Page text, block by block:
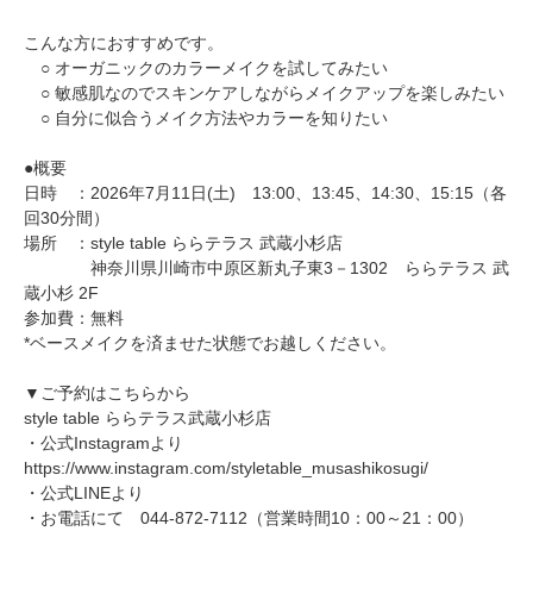
こんな方におすすめです。
○ オーガニックのカラーメイクを試してみたい
○ 敏感肌なのでスキンケアしながらメイクアップを楽しみたい
○ 自分に似合うメイク方法やカラーを知りたい
●概要
日時 ：2026年7月11日(土) 13:00、13:45、14:30、15:15（各
回30分間）
場所 ：style table ららテラス 武蔵小杉店
神奈川県川崎市中原区新丸子東3－1302 ららテラス 武
蔵小杉 2F
参加費：無料
*ベースメイクを済ませた状態でお越しください。
▼ご予約はこちらから
style table ららテラス武蔵小杉店
・公式Instagramより
https://www.instagram.com/styletable_musashikosugi/
・公式LINEより
・お電話にて 044-872-7112（営業時間10：00～21：00）